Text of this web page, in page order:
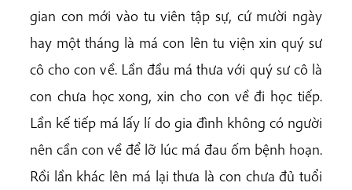
gian con mới vào tu viên tập sự, cứ mười ngày
hay một tháng là má con lên tu viện xin quý sư
cô cho con về. Lần đầu má thưa với quý sư cô là
con chưa học xong, xin cho con về đi học tiếp.
Lần kế tiếp má lấy lí do gia đình không có người
nên cần con về để lỡ lúc má đau ốm bệnh hoạn.
Rồi lần khác lên má lại thưa là con chưa đủ tuổi